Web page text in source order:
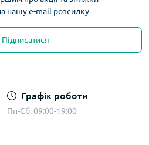
нашу e-mail розсилку
Підписатися
Графік роботи
Пн-Сб, 09:00-19:00